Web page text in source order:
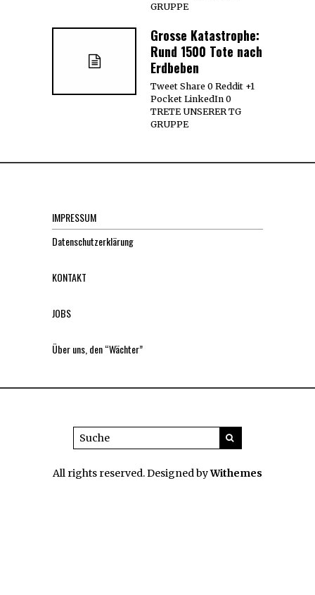
GRUPPE
Grosse Katastrophe:
Rund 1500 Tote nach
Erdbeben
Tweet Share 0 Reddit +1
Pocket LinkedIn 0
TRETE UNSERER TG
GRUPPE
IMPRESSUM
Datenschutzerklärung
KONTAKT
JOBS
Über uns, den “Wächter”
All rights reserved. Designed byWithemes